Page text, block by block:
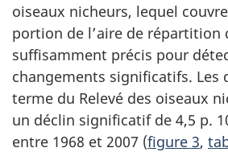
oiseaux nicheurs, lequel
portion de l’aire de répartition
suffisamment précis pour
changements significatifs. Les
terme du Relevé des oiseaux
un déclin significatif de 4,5 p.
entre 1968 et 2007 (figure 3,